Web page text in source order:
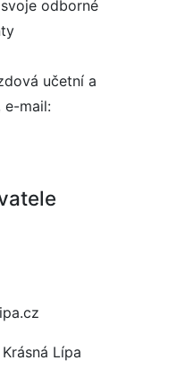
odborné
učetní a
e-mail:
Lípa